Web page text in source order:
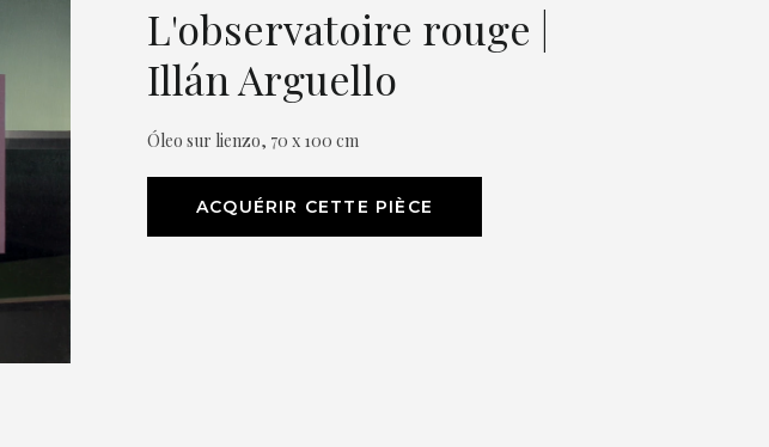
L'observatoire rouge |
Illán Arguello
Óleo sur lienzo, 70 x 100 cm
ACQUÉRIR CETTE PIÈCE